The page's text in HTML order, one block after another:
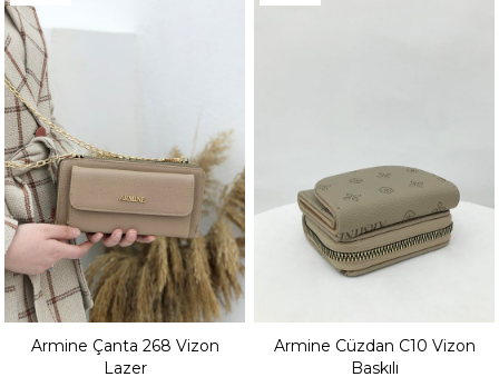
Armine Çanta 268 Vizon
Lazer
Armine Cüzdan C10 Vizon
Baskılı